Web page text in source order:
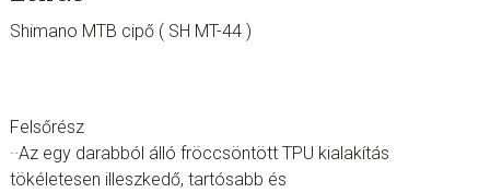
Shimano MTB cipő ( SH MT-44 )
Felsőrész
··Az egy darabból álló fröccsöntött TPU kialakítás
tökéletesen illeszkedő, tartósabb és